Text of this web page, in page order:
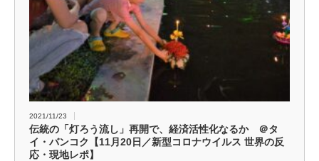
2021/11/23
伝統の「灯ろう流し」再開で、経済活性化なるか ＠タ
イ・バンコク【11月20日／新型コロナウイルス 世界の反
応・現地レポ】